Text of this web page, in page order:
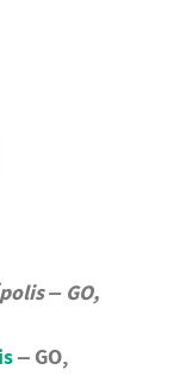
– GO,
– GO,